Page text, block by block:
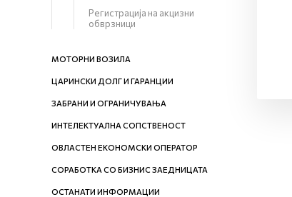
Регистрација на акцизни
обврзници
МОТОРНИ ВОЗИЛА
ЦАРИНСКИ ДОЛГ И ГАРАНЦИИ
ЗАБРАНИ И ОГРАНИЧУВАЊА
ИНТЕЛЕКТУАЛНА СОПСТВЕНОСТ
ОВЛАСТЕН ЕКОНОМСКИ ОПЕРАТОР
СОРАБОТКА СО БИЗНИС ЗАЕДНИЦАТА
ОСТАНАТИ ИНФОРМАЦИИ